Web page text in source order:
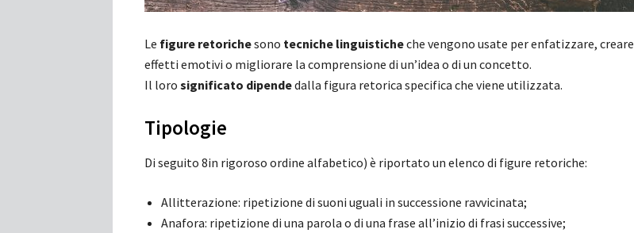
Le figure retorichesono tecniche linguisticheche vengono usate per enfatizzare, creare
effetti emotivi o migliorare la comprensione di un’idea o di un concetto.
Il loro significato dipendedalla figura retorica specifica che viene utilizzata.
Tipologie
Di seguito 8in rigoroso ordine alfabetico) è riportato un elenco di figure retoriche:
Allitterazione: ripetizione di suoni uguali in successione ravvicinata;
Anafora: ripetizione di una parola o di una frase all’inizio di frasi successive;